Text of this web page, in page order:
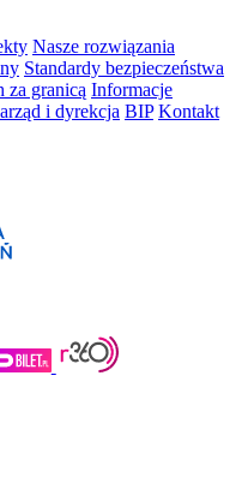
Nasze rozwiązania
Standardy bezpieczeństwa
za granicą Informacje
i dyrekcja BIP Kontakt